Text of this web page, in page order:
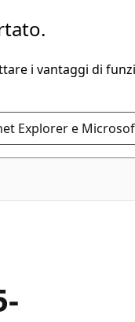
i vantaggi di
Explorer e